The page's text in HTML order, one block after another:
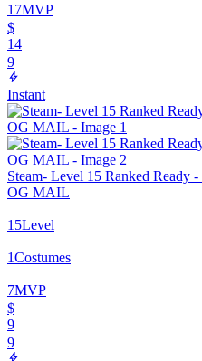
17MVP
$
14
9
Instant
Steam- Level 15 Ranked
OG MAIL
15Level
1Costumes
7MVP
$
9
9